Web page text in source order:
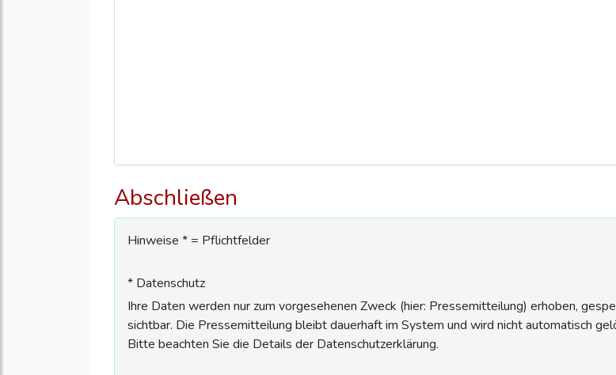
Abschließen
Hinweise * = Pflichtfelder
* Datenschutz
Ihre Daten werden nur zum vorgesehenen Zweck (hier: Pressemitteilung) erhoben,
sichtbar. Die Pressemitteilung bleibt dauerhaft im System und wird nicht automatisch
Bitte beachten Sie die Details der Datenschutzerklärung.